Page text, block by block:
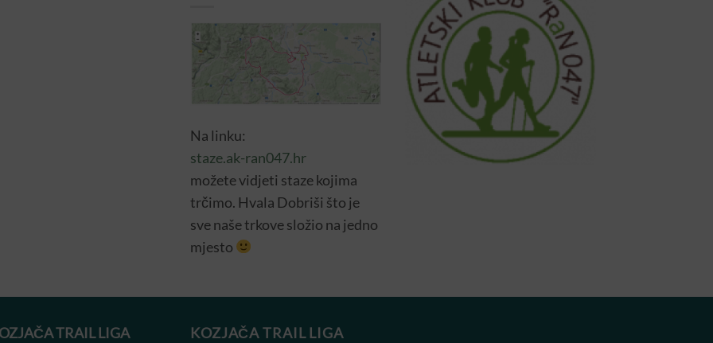
Na linku:
staze.ak-ran047.hr
možete vidjeti staze kojima
trčimo. Hvala Dobriši što je
sve naše trkove složio na jedno
mjesto
TRAIL LIGA
KOZJAČA TRAIL LIGA